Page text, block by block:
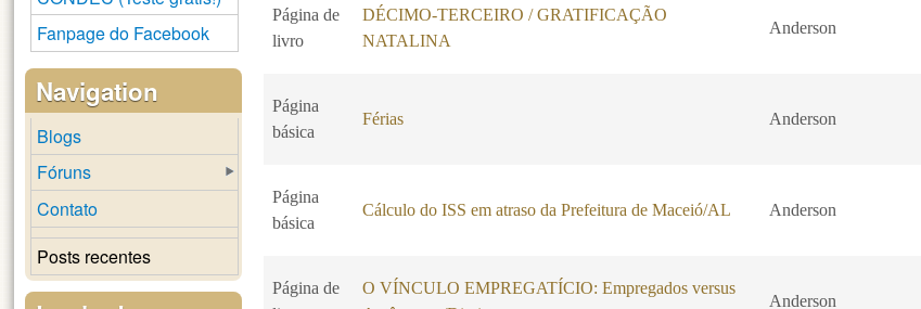
Página de
livro
DÉCIMO-TERCEIRO / GRATIFICAÇÃO
NATALINA
Anderson
Página
básica
Férias Anderson
Página
básica
Cálculo do ISS em atraso da Prefeitura de Maceió/AL Anderson
Página de
O VÍNCULO EMPREGATÍCIO: Empregados versus
Anderson
Fanpage do Facebook
Navigation
Blogs
Fóruns
Contato
Posts recentes